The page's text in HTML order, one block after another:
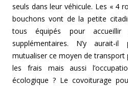
seuls dans leur véhicule. Les « 4
bouchons vont de la petite
tous équipés pour
supplémentaires. N’y aurait-
mutualiser ce moyen de
les frais mais aussi
écologique ? Le covoiturage